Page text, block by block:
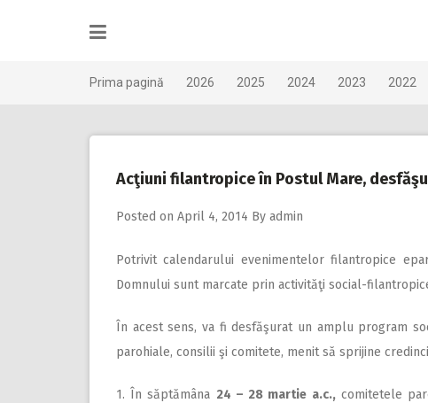
Prima pagină 2026 2025 2024 2023 2022
Acţiuni filantropice în Postul Mare,
Posted on April 4, 2014 By admin
Potrivit calendarului evenimentelor filantropice
Domnului sunt marcate prin activităţi social-
În acest sens, va fi desfăşurat un amplu program
parohiale, consilii şi comitete, menit să sprijine
1. În săptămâna 24 – 28 martie a.c.,comitetele